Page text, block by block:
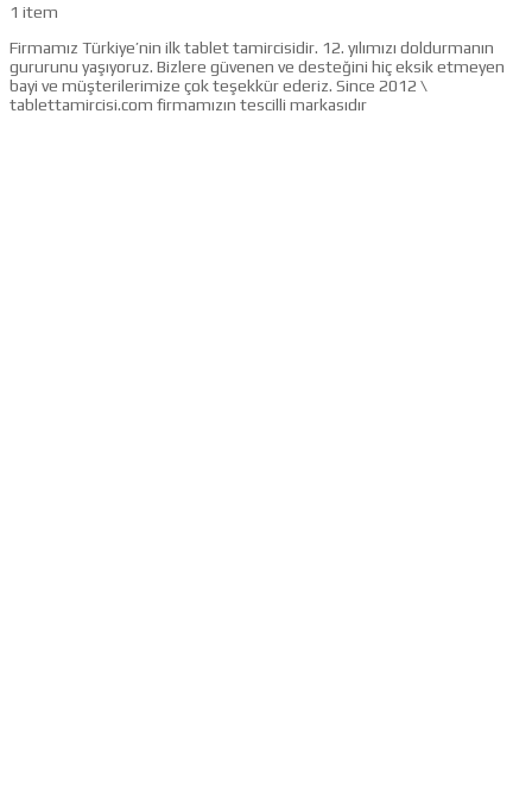
1 item
Firmamız Türkiye’nin ilk tablet tamircisidir. 12. yılımızı doldurmanın
gururunu yaşıyoruz. Bizlere güvenen ve desteğini hiç eksik etmeyen
bayi ve müşterilerimize çok teşekkür ederiz. Since 2012 \
tablettamircisi.com firmamızın tescilli markasıdır